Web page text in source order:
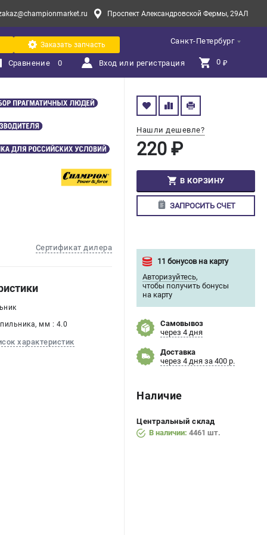
Проспект Александровской Фермы, 29АЛ
Санкт-Петербург
Заказать запчасть
Сравнение 0 Вход или регистрация 0 ₽
Сертификат дилера
Нашли дешевле?
220 ₽
В КОРЗИНУ
ЗАПРОСИТЬ СЧЕТ
11 бонусов на карту
Авторизуйтесь,
чтобы получить бонусы
на карту
Самовывоз
через 4 дня
Доставка
через 4 дня за 400 р.
Наличие
Центральный склад
В наличии: 4461 шт.
мм : 4.0
характеристик